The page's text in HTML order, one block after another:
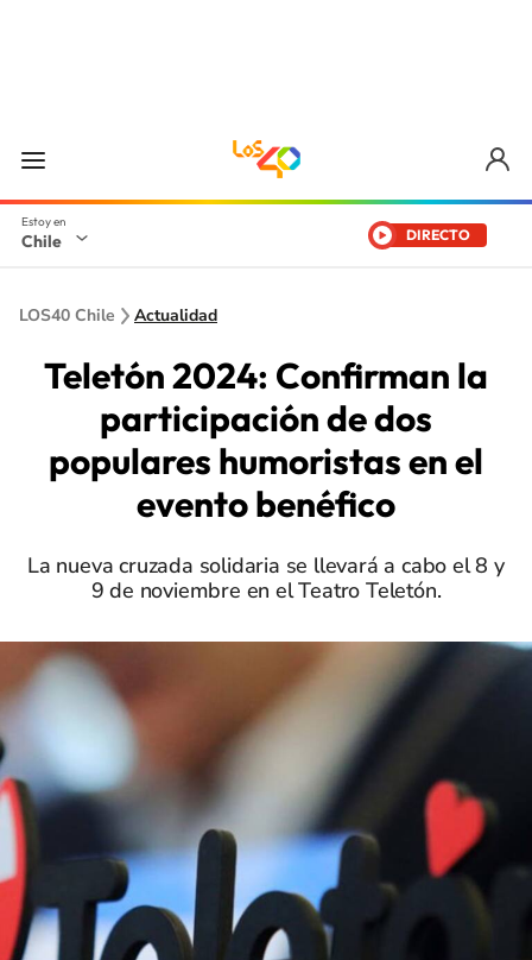
Chile DIRECTO
LOS40 Chile Actualidad
Teletón 2024: Confirman la
participación de dos
populares humoristas en el
evento benéfico
La nueva cruzada solidaria se llevará a cabo el 8 y
9 de noviembre en el Teatro Teletón.